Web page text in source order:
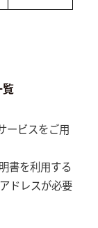
ービスをご用
書を利用する
ドレスが必要